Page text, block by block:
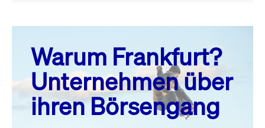
August 26
MO. DI. MI. DO. FR. SA. SO.
1
2
3
4 5 6 7 8
Warum Frankfurt?
Unternehmen über
ihren Börsengang